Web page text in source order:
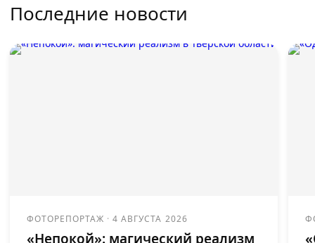
Последние новости
ФОТОРЕПОРТАЖ ·4 АВГУСТА 2026
«Непокой»: магический реализм